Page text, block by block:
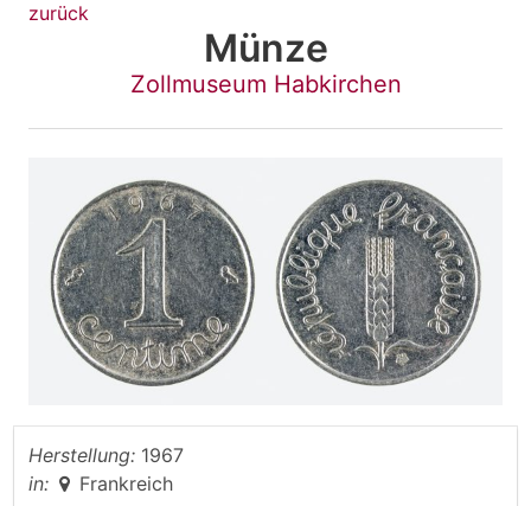
zurück
Münze
Zollmuseum Habkirchen
Herstellung: 1967
in:
Frankreich